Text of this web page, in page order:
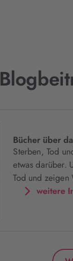
Bücher über
Sterben, Tod
etwas darüber.
Tod und zeigen
weitere